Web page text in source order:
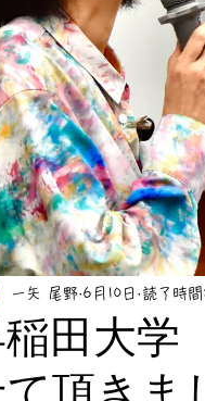
田大学
一矢 尾野 6月10日 読了時